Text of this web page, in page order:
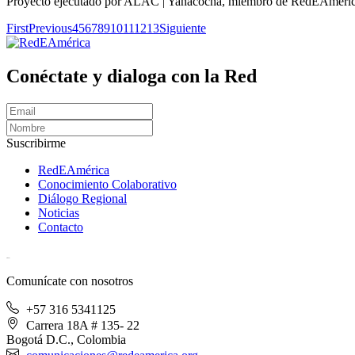
FirstPrevious45678910111213Siguiente
Conéctate y dialoga con la Red
Suscribirme
RedEAmérica
Conocimiento Colaborativo
Diálogo Regional
Noticias
Contacto
Comunícate con nosotros
+57 316 5341125
Carrera 18A # 135- 22
Bogotá D.C., Colombia